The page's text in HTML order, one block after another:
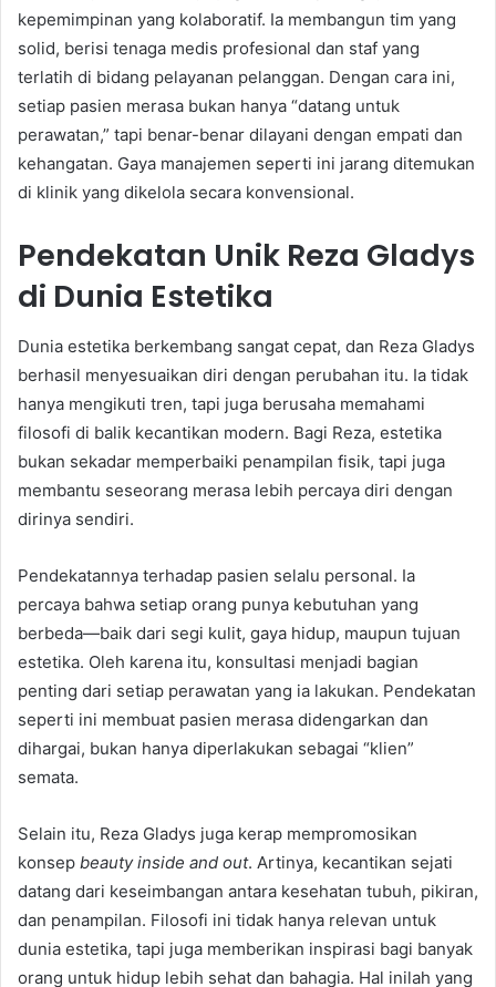
kepemimpinan yang kolaboratif. Ia membangun tim yang
solid, berisi tenaga medis profesional dan staf yang
terlatih di bidang pelayanan pelanggan. Dengan cara ini,
setiap pasien merasa bukan hanya “datang untuk
perawatan,” tapi benar-benar dilayani dengan empati dan
kehangatan. Gaya manajemen seperti ini jarang ditemukan
di klinik yang dikelola secara konvensional.
Pendekatan Unik Reza Gladys
di Dunia Estetika
Dunia estetika berkembang sangat cepat, dan Reza Gladys
berhasil menyesuaikan diri dengan perubahan itu. Ia tidak
hanya mengikuti tren, tapi juga berusaha memahami
filosofi di balik kecantikan modern. Bagi Reza, estetika
bukan sekadar memperbaiki penampilan fisik, tapi juga
membantu seseorang merasa lebih percaya diri dengan
dirinya sendiri.
Pendekatannya terhadap pasien selalu personal. Ia
percaya bahwa setiap orang punya kebutuhan yang
berbeda—baik dari segi kulit, gaya hidup, maupun tujuan
estetika. Oleh karena itu, konsultasi menjadi bagian
penting dari setiap perawatan yang ia lakukan. Pendekatan
seperti ini membuat pasien merasa didengarkan dan
dihargai, bukan hanya diperlakukan sebagai “klien”
semata.
Selain itu, Reza Gladys juga kerap mempromosikan
konsep beauty inside and out. Artinya, kecantikan sejati
datang dari keseimbangan antara kesehatan tubuh, pikiran,
dan penampilan. Filosofi ini tidak hanya relevan untuk
dunia estetika, tapi juga memberikan inspirasi bagi banyak
orang untuk hidup lebih sehat dan bahagia. Hal inilah yang